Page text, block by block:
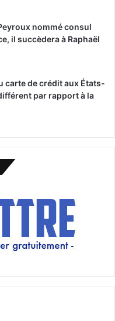
nommé consul
il succèdera à Raphaël
carte de crédit aux États-
par rapport à la